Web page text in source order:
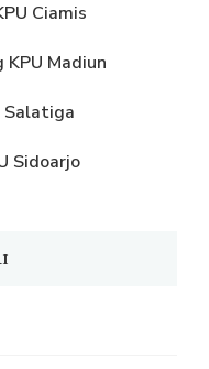
Ciamis
Madiun
Salatiga
Sidoarjo